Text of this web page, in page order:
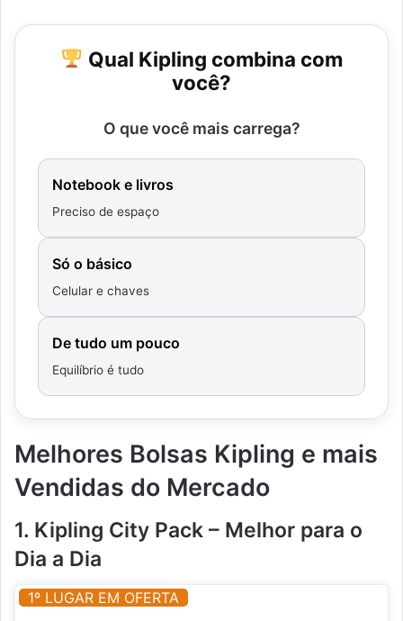
Qual Kipling combina com
você?
O que você mais carrega?
Notebook e livros
Preciso de espaço
Só o básico
Celular e chaves
De tudo um pouco
Equilíbrio é tudo
Melhores Bolsas Kipling e mais
Vendidas do Mercado
1. Kipling City Pack – Melhor para o
Dia a Dia
1º LUGAR EM OFERTA